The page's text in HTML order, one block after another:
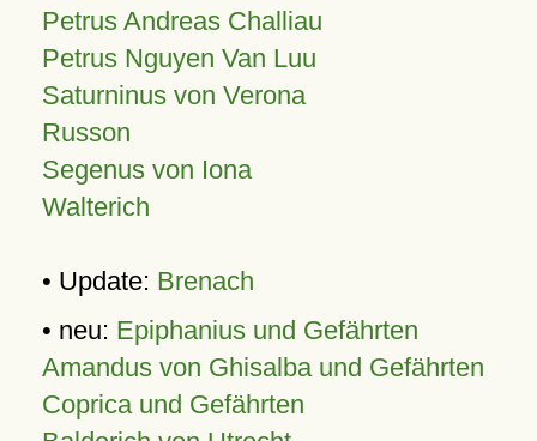
Petrus Andreas Challiau
Petrus Nguyen Van Luu
Saturninus von Verona
Russon
Segenus von Iona
Walterich
• Update: Brenach
• neu: Epiphanius und Gefährten
Amandus von Ghisalba und Gefährten
Coprica und Gefährten